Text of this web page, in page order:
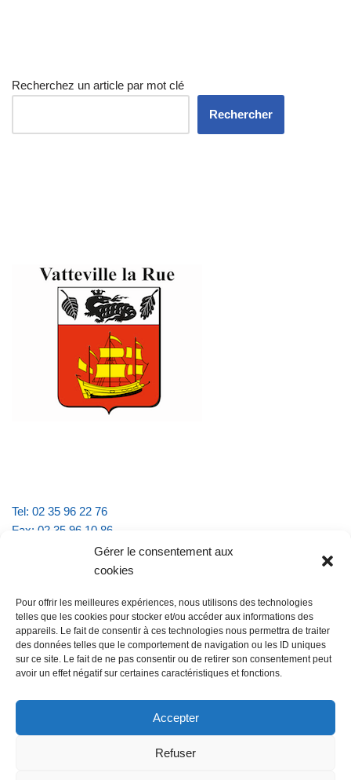
Gérer le consentement aux
cookies
Pour offrir les meilleures expériences, nous utilisons des technologies
telles que les cookies pour stocker et/ou accéder aux informations des
appareils. Le fait de consentir à ces technologies nous permettra de traiter
des données telles que le comportement de navigation ou les ID uniques
sur ce site. Le fait de ne pas consentir ou de retirer son consentement peut
avoir un effet négatif sur certaines caractéristiques et fonctions.
Accepter
Refuser
Recherchez un article par mot clé
Rechercher
Tel: 02 35 96 22 76
Fax: 02 35 96 10 86
Email : mairie.vattevillelarue@wanadoo.fr
lundi et jeudi de 9h à 11h30
mardi et vendredi de 16h à 18h30